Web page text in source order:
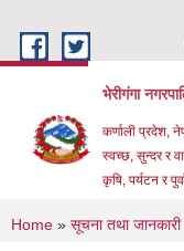
भेरीगंगा
कर्णाली प्रदेश,
स्वच्छ, सुन्दर र
कृषि, पर्यटन र
You are
Home » सूचना तथा जानकारी